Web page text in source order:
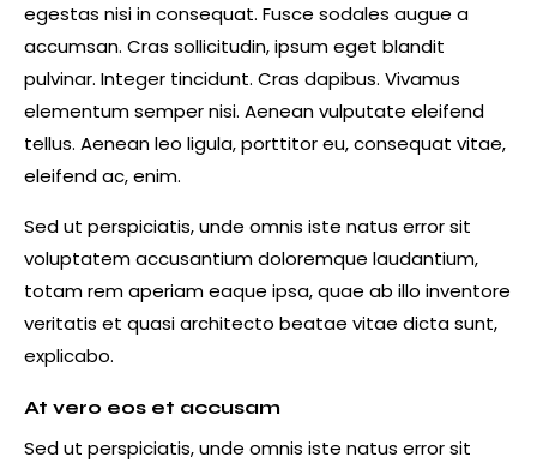
egestas nisi in consequat. Fusce sodales augue a
accumsan. Cras sollicitudin, ipsum eget blandit
pulvinar. Integer tincidunt. Cras dapibus. Vivamus
elementum semper nisi. Aenean vulputate eleifend
tellus. Aenean leo ligula, porttitor eu, consequat vitae,
eleifend ac, enim.
Sed ut perspiciatis, unde omnis iste natus error sit
voluptatem accusantium doloremque laudantium,
totam rem aperiam eaque ipsa, quae ab illo inventore
veritatis et quasi architecto beatae vitae dicta sunt,
explicabo.
At vero eos et accusam
Sed ut perspiciatis, unde omnis iste natus error sit